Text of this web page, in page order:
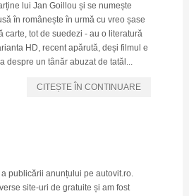
lui Jan Goillou și se numește
în românește în urmă cu vreo șase
carte, tot de suedezi - au o literatură
HD, recent apărută, deși filmul e
despre un tânăr abuzat de tatăl...
CITEȘTE ÎN CONTINUARE
publicării anunțului pe autovit.ro.
site-uri de gratuite și am fost